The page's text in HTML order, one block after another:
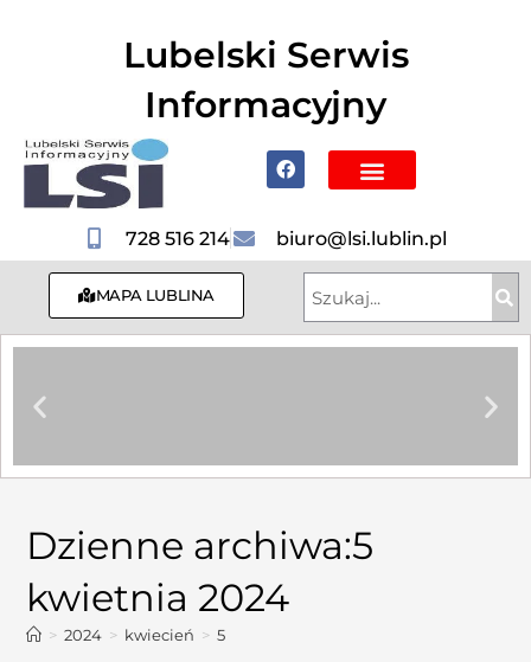
Lubelski Serwis
Informacyjny
728 516 214 biuro@lsi.lublin.pl
MAPA LUBLINA
Dzienne archiwa:5
kwietnia 2024
> 2024 > kwiecień > 5